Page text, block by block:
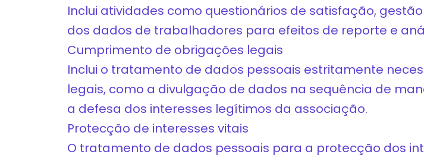
Inclui atividades como questionários de satisfação,
dos dados de trabalhadores para efeitos de reporte e
Cumprimento de obrigações legais
Inclui o tratamento de dados pessoais estritamente
legais, como a divulgação de dados na sequência de
a defesa dos interesses legítimos da associação.
Protecção de interesses vitais
O tratamento de dados pessoais para a protecção dos